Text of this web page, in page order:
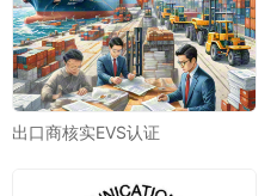
出口商核实EVS认证